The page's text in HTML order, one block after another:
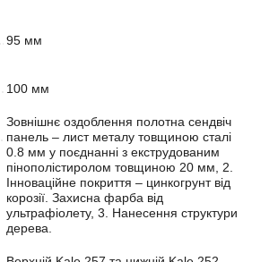
95 мм
100 мм
Зовнішнє оздоблення полотна сендвіч
панель – лист металу товщиною сталі
0.8 мм у поєднанні з екструдованим
пінополістиролом товщиною 20 мм, 2.
Інноваційне покриття – цинкогрунт від
корозії. Захисна фарба від
ультрафіолету, 3. Нанесення структури
дерева.